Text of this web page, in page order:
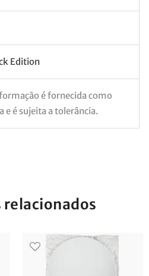
Edition
é fornecida como
e é sujeita a tolerância.
relacionados